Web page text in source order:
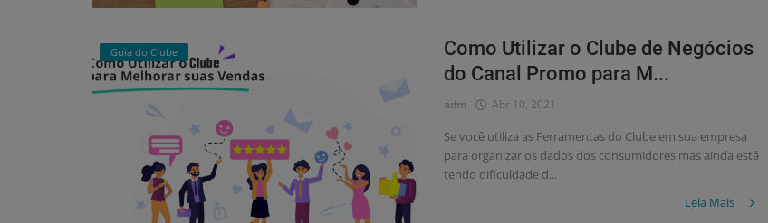
Guia do Clube
Como Utilizar o Clube de Negócios
do Canal Promo para M...
adm Abr 10, 2021
Se você utiliza as Ferramentas do Clube em sua empresa
para organizar os dados dos consumidores mas ainda está
tendo dificuldade d...
Leia Mais